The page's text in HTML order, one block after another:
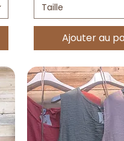
Taille
Ajouter au